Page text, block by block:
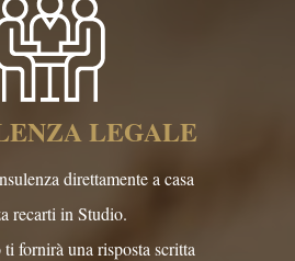
LEGALE
direttamente a casa
recarti in Studio.
fornirà una risposta scritta